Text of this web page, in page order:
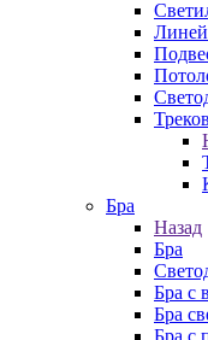
Бра
Назад
Бра
Бра с
Бра
Бра с